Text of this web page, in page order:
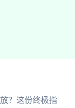
？这份终极指